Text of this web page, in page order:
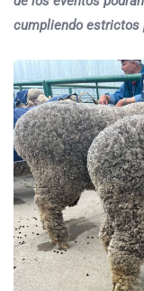
cumpliendo estrictos